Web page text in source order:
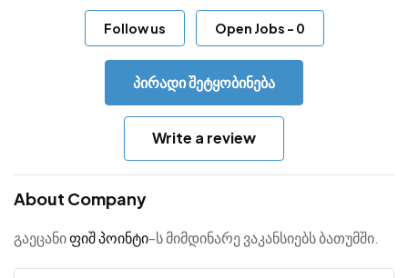
Follow us Open Jobs - 0
პირადი შეტყობინება
Write a review
About Company
გაეცანიფიშ პოინტი-ს მიმდინარე ვაკანსიებს ბათუმში.